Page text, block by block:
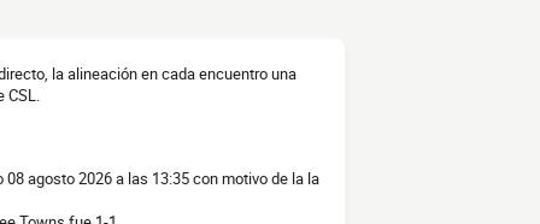
la alineación en cada encuentro una
CSL.
agosto 2026 a las 13:35 con motivo de la la